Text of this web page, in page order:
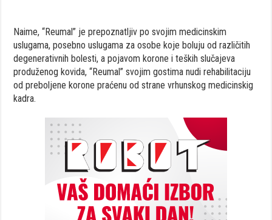
Naime, “Reumal” je prepoznatljiv po svojim medicinskim
uslugama, posebno uslugama za osobe koje boluju od različitih
degenerativnih bolesti, a pojavom korone i teških slučajeva
produženog kovida, “Reumal” svojim gostima nudi rehabilitaciju
od preboljene korone praćenu od strane vrhunskog medicinskig
kadra.